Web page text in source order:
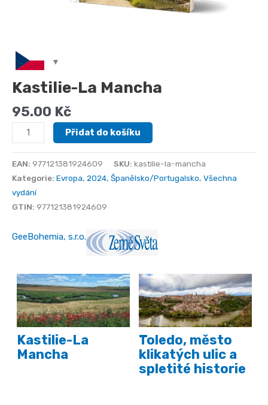
Kastilie-La Mancha
95.00 Kč
Kastilie-
La
Přidat do košíku
EAN: 977121381924609 SKU: kastilie-la-mancha
Kategorie: Evropa, 2024, Španělsko/Portugalsko, Všechna
vydání
GTIN: 977121381924609
GeeBohemia, s.r.o.
Kastilie-La
Mancha
Toledo, město
klikatých ulic a
spletité historie